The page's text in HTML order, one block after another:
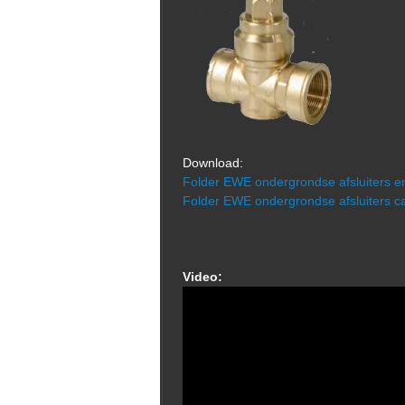
Download:
Folder EWE ondergrondse afsluiters
Folder EWE ondergrondse afsluiters
Video: